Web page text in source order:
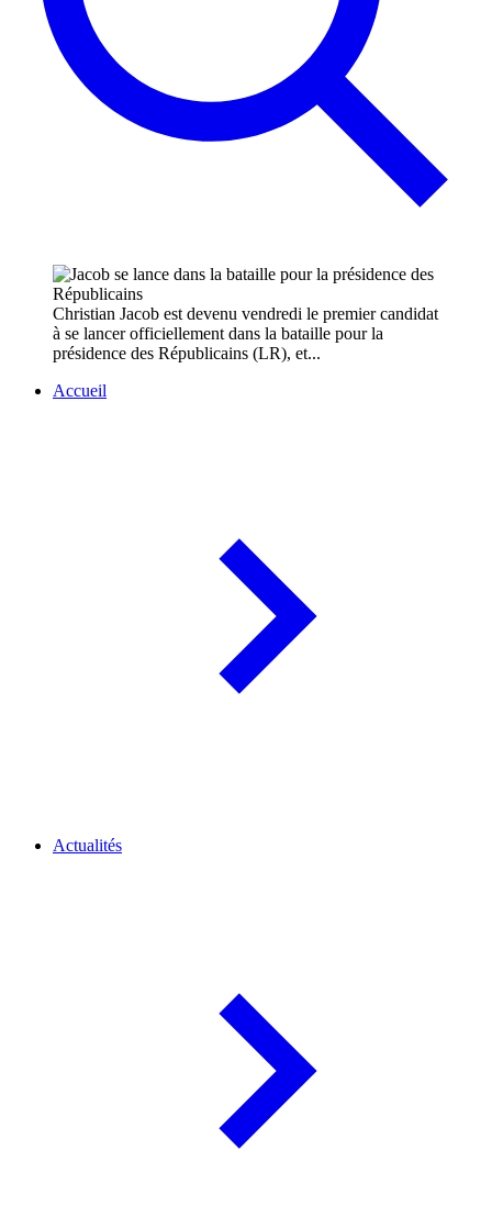
Christian Jacob est devenu vendredi le premier candidat
à se lancer officiellement dans la bataille pour la
présidence des Républicains (LR), et...
Accueil
Actualités